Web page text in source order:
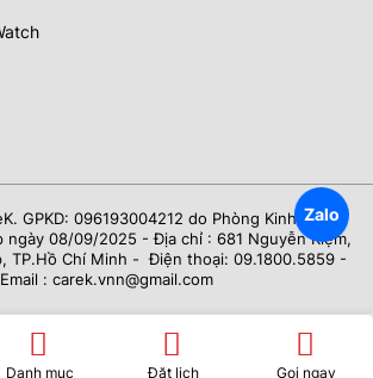
GPKD: 096193004212 do Phòng Kinh Tế Hạ
ngày 08/09/2025 - Địa chỉ : 681 Nguyễn Kiệm,
TP.Hồ Chí Minh - Điện thoại: 09.1800.5859 -
Email : carek.vnn@gmail.com
Danh mục Đặt lịch Gọi ngay
Zalo